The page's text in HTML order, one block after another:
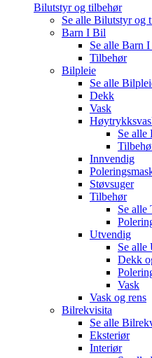
Bilutstyr og tilbehør
Se alle Bilutstyr og
Barn I Bil
Se alle Barn
Tilbehør
Bilpleie
Se alle
Dekk
Vask
Se alle
Innvendig
Støvsuger
Tilbehør
Se alle
Utvendig
Se alle
Dekk
Vask
Vask og rens
Bilrekvisita
Se alle
Eksteriør
Interiør